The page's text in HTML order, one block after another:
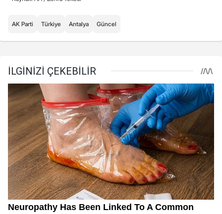
AK Parti Türkiye Antalya Güncel